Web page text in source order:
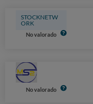
STOCKNETW
ORK
No valorado
No valorado